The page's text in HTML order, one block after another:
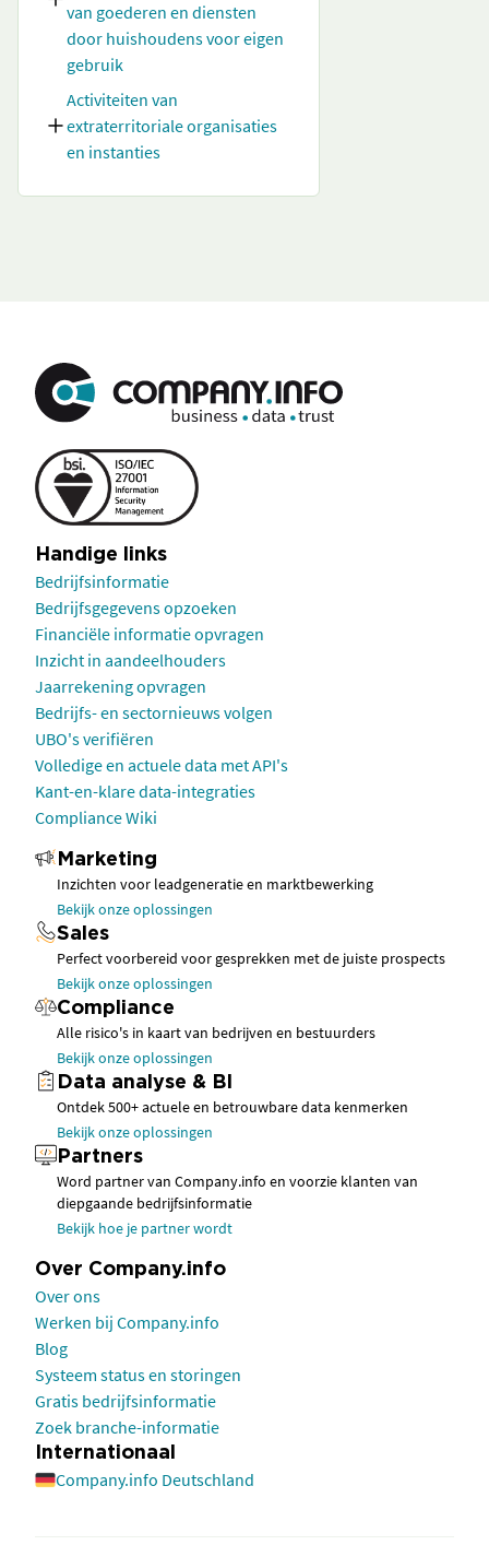
van goederen en diensten
door huishoudens voor eigen
gebruik
Activiteiten van
extraterritoriale organisaties
en instanties
Handige links
Bedrijfsinformatie
Bedrijfsgegevens opzoeken
Financiële informatie opvragen
Inzicht in aandeelhouders
Jaarrekening opvragen
Bedrijfs- en sectornieuws volgen
UBO's verifiëren
Volledige en actuele data met API's
Kant-en-klare data-integraties
Compliance Wiki
Marketing
Inzichten voor leadgeneratie en marktbewerking
Bekijk onze oplossingen
Sales
Perfect voorbereid voor gesprekken met de juiste prospects
Bekijk onze oplossingen
Compliance
Alle risico's in kaart van bedrijven en bestuurders
Bekijk onze oplossingen
Data analyse & BI
Ontdek 500+ actuele en betrouwbare data kenmerken
Bekijk onze oplossingen
Partners
Word partner van Company.info en voorzie klanten van
diepgaande bedrijfsinformatie
Bekijk hoe je partner wordt
Over Company.info
Over ons
Werken bij Company.info
Blog
Systeem status en storingen
Gratis bedrijfsinformatie
Zoek branche-informatie
Internationaal
Company.info Deutschland